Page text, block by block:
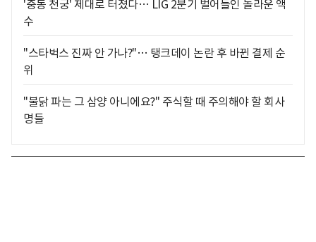
'중동 천궁' 제대로 터졌다… LIG 2분기 벌어들인 놀라운 액
수
"스타벅스 진짜 안 가나?"… 탱크데이 논란 후 바뀐 결제 순
위
"불닭 파는 그 삼양 아니에요?" 주식할 때 주의해야 할 회사
명들